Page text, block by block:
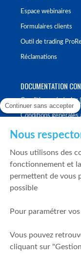
Espace webinaires
Formulaires clients
Outil de trading
Réclamations
DOCUMENTATION
Conditions générales
Conditions
Politique de
Politique de
Fonds de garantie
Mentions légales
Prévention de la
Continuer sans accepter
Nous
Nous utilisons des
fonctionnement et
permettent de vous
possible
Pour paramétrer
Vous pouvez
cliquant sur